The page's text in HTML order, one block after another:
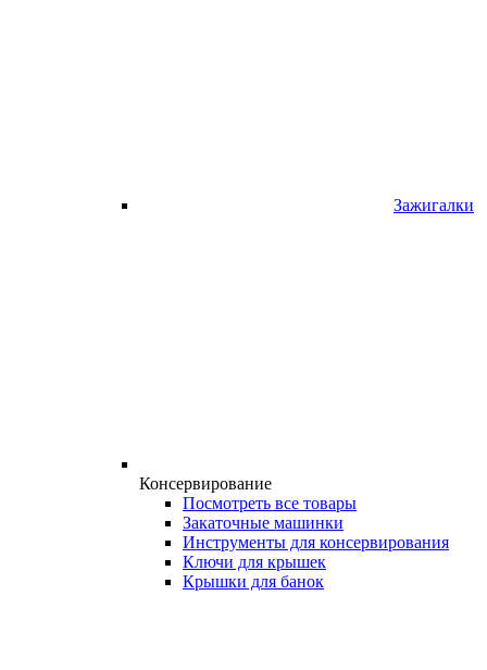
Зажигалки
Консервирование
Посмотреть все товары
Закаточные машинки
Инструменты для консервирования
Ключи для крышек
Крышки для банок